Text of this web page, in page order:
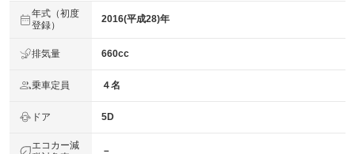
年式（初度
登録）
2016(平成28)年
排気量 660cc
乗車定員 ４名
ドア 5D
エコカー減
－